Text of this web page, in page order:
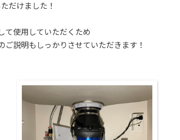
だけました！
て使用していただくため
ご説明もしっかりさせていただきます！